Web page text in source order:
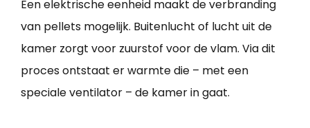
Een elektrische eenheid maakt de verbranding
van pellets mogelijk. Buitenlucht of lucht uit de
kamer zorgt voor zuurstof voor de vlam. Via dit
proces ontstaat er warmte die – met een
speciale ventilator – de kamer in gaat.